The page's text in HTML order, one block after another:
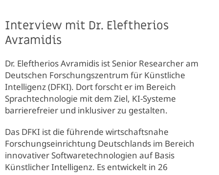
Interview mit Dr. Eleftherios
Avramidis
Dr. Eleftherios Avramidis ist Senior Researcher am
Deutschen Forschungszentrum für Künstliche
Intelligenz (DFKI). Dort forscht er im Bereich
Sprachtechnologie mit dem Ziel, KI-Systeme
barrierefreier und inklusiver zu gestalten.
Das DFKI ist die führende wirtschaftsnahe
Forschungseinrichtung Deutschlands im Bereich
innovativer Softwaretechnologien auf Basis
Künstlicher Intelligenz. Es entwickelt in 26